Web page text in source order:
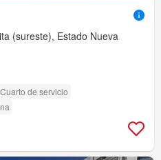
(sureste), Estado Nueva
Cuarto de servicio